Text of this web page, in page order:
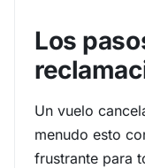
Los
Un vuelo
menudo esto
frustrante para